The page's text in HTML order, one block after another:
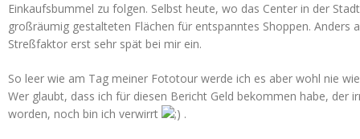
Einkaufsbummel zu folgen. Selbst heute, wo das Center in der
großräumig gestalteten Flächen für entspanntes Shoppen. Anders
Streßfaktor erst sehr spät bei mir ein.
So leer wie am Tag meiner Fototour werde ich es aber wohl nie
Wer glaubt, dass ich für diesen Bericht Geld bekommen habe, der
worden, noch bin ich verwirrt
.